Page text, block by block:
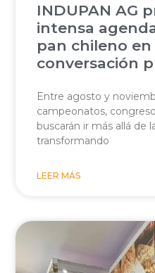
INDUPAN AG
intensa
pan chileno
conversación
Entre agosto y
campeonatos,
buscarán ir más allá de
transformando
LEER MÁS